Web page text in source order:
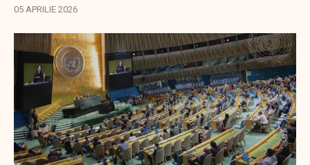
Bloomberg avertizează: creșteri record ale
05 APRILIE 2026